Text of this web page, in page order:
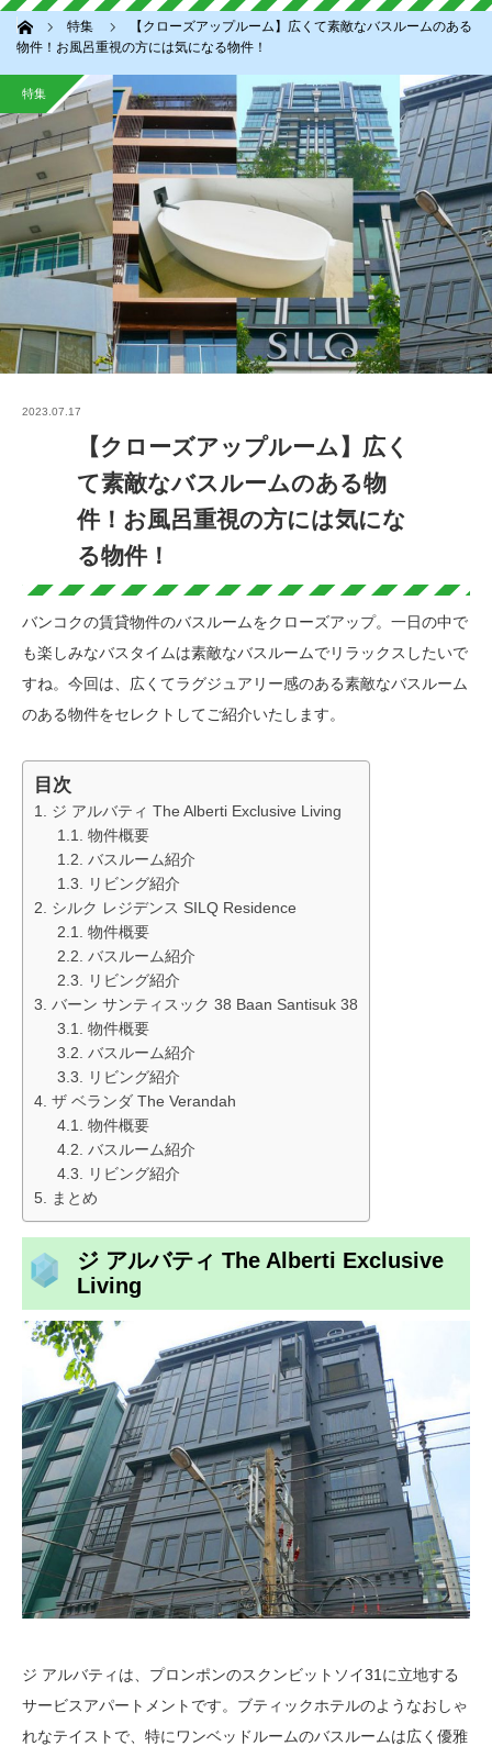
ホーム 特集
【クローズアップルーム】広くて素敵なバスルームのある
物件！お風呂重視の方には気になる物件！
特集
2023.07.17
【クローズアップルーム】広く
て素敵なバスルームのある物
件！お風呂重視の方には気にな
る物件！
バンコクの賃貸物件のバスルームをクローズアップ。一日の中で
も楽しみなバスタイムは素敵なバスルームでリラックスしたいで
すね。今回は、広くてラグジュアリー感のある素敵なバスルーム
のある物件をセレクトしてご紹介いたします。
目次
ジ アルバティ The Alberti Exclusive Living
物件概要
バスルーム紹介
リビング紹介
シルク レジデンス SILQ Residence
物件概要
バスルーム紹介
リビング紹介
バーン サンティスック 38 Baan Santisuk 38
物件概要
バスルーム紹介
リビング紹介
ザ ベランダ The Verandah
物件概要
バスルーム紹介
リビング紹介
まとめ
ジ アルバティ The Alberti Exclusive
Living
ジ アルバティは、プロンポンのスクンビットソイ31に立地する
サービスアパートメントです。ブティックホテルのようなおしゃ
れなテイストで、特にワンベッドルームのバスルームは広く優雅